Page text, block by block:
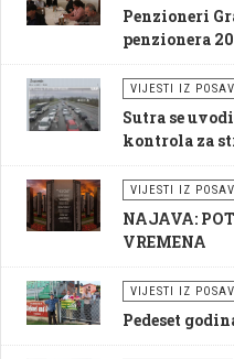
Penzioneri
penzionera
VIJESTI IZ
Sutra se
kontrola za
VIJESTI IZ
NAJAVA:
VREMENA
VIJESTI IZ
Pedeset